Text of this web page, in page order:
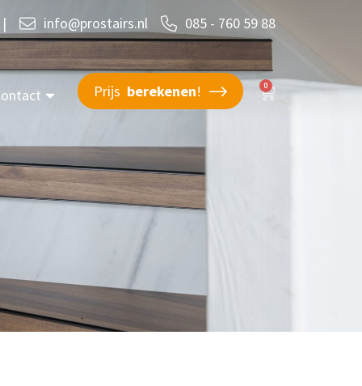
| info@prostairs.nl 085 - 760 59 88
Prijs berekenen! 0